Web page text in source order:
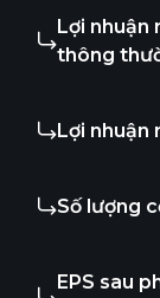
Lợi nhuận
thông
Lợi nhuận
Số lượng
EPS sau